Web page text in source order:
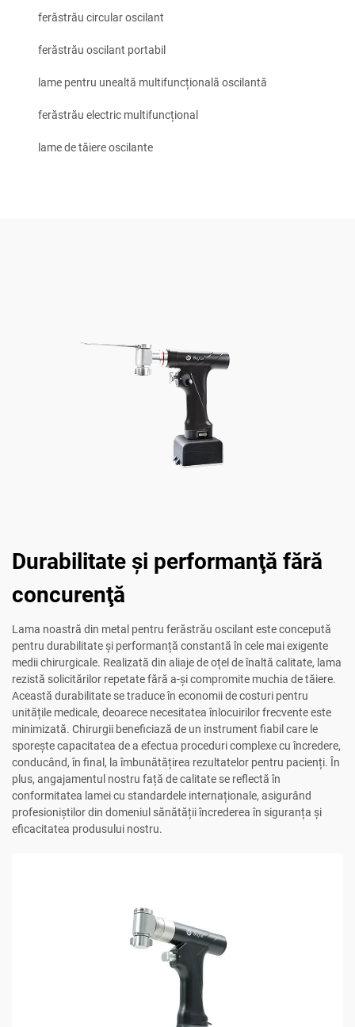
ferăstrău circular oscilant
ferăstrău oscilant portabil
lame pentru unealtă multifuncțională oscilantă
ferăstrău electric multifuncțional
lame de tăiere oscilante
Durabilitate şi performanţă fără
concurenţă
Lama noastră din metal pentru ferăstrău oscilant este concepută
pentru durabilitate și performanță constantă în cele mai exigente
medii chirurgicale. Realizată din aliaje de oțel de înaltă calitate, lama
rezistă solicitărilor repetate fără a-și compromite muchia de tăiere.
Această durabilitate se traduce în economii de costuri pentru
unitățile medicale, deoarece necesitatea înlocuirilor frecvente este
minimizată. Chirurgii beneficiază de un instrument fiabil care le
sporește capacitatea de a efectua proceduri complexe cu încredere,
conducând, în final, la îmbunătățirea rezultatelor pentru pacienți. În
plus, angajamentul nostru față de calitate se reflectă în
conformitatea lamei cu standardele internaționale, asigurând
profesioniștilor din domeniul sănătății încrederea în siguranța și
eficacitatea produsului nostru.